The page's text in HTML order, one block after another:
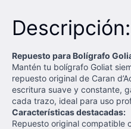
Descripción:
Repuesto para Bolígrafo
Mantén tu bolígrafo Goliat
repuesto original de Caran
escritura suave y constante,
cada trazo, ideal para uso
Características destacadas:
Repuesto original compatible